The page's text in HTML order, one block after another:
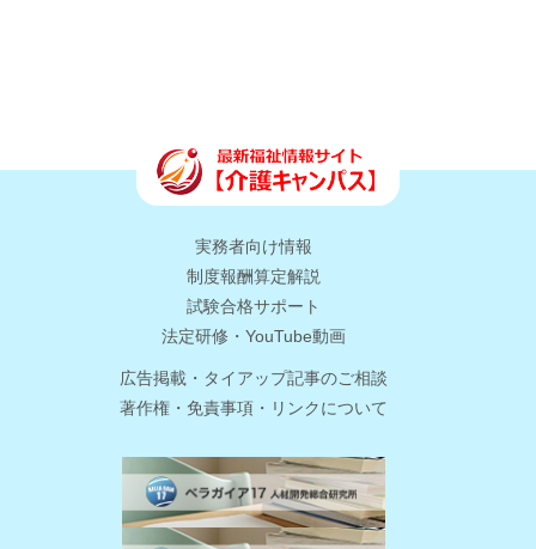
実務者向け情報
制度報酬算定解説
試験合格サポート
法定研修・YouTube動画
広告掲載・タイアップ記事のご相談
著作権・免責事項・リンクについて